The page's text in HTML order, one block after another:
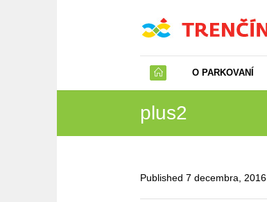
O PARKOVANÍ
plus2
Published 7 decembra, 2016